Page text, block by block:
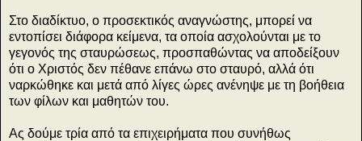
Στο διαδίκτυο, ο προσεκτικός αναγνώστης, μπορεί να
εντοπίσει διάφορα κείμενα, τα οποία ασχολούνται με το
γεγονός της σταυρώσεως, προσπαθώντας να αποδείξουν
ότι ο Χριστός δεν πέθανε επάνω στο σταυρό, αλλά ότι
ναρκώθηκε και μετά από λίγες ώρες ανένηψε με τη βοήθεια
των φίλων και μαθητών του.
Ας δούμε τρία από τα επιχειρήματα που συνήθως